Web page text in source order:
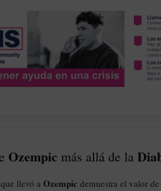
Ozempic más allá de la
llevó a Ozempic demuestra el valor